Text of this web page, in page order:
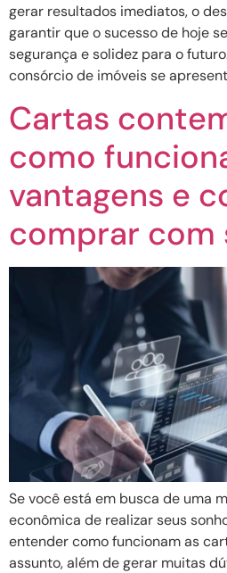
gerar resultados imediatos, o
garantir que o sucesso de hoje
segurança e solidez para o
consórcio de imóveis se
Cartas
como
vantagens e
comprar com
Se você está em busca de uma
econômica de realizar seus
entender como funcionam as
assunto, além de gerar muitas